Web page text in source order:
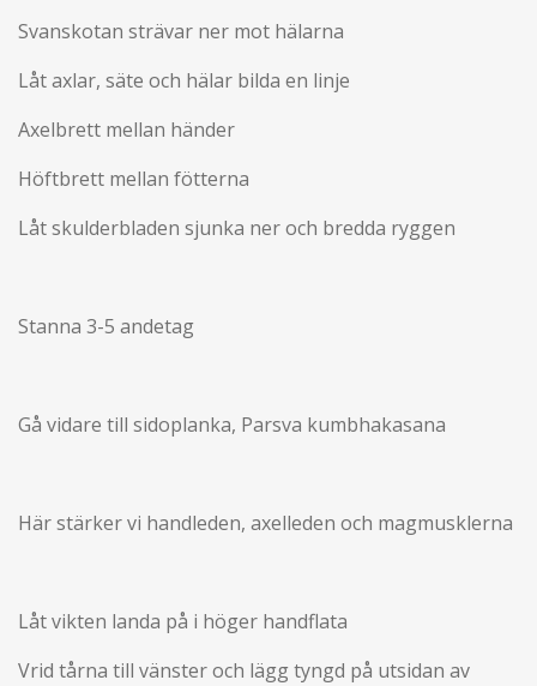
Svanskotan strävar ner mot hälarna
Låt axlar, säte och hälar bilda en linje
Axelbrett mellan händer
Höftbrett mellan fötterna
Låt skulderbladen sjunka ner och bredda ryggen
Stanna 3-5 andetag
Gå vidare till sidoplanka, Parsva kumbhakasana
Här stärker vi handleden, axelleden och magmusklerna
Låt vikten landa på i höger handflata
Vrid tårna till vänster och lägg tyngd på utsidan av